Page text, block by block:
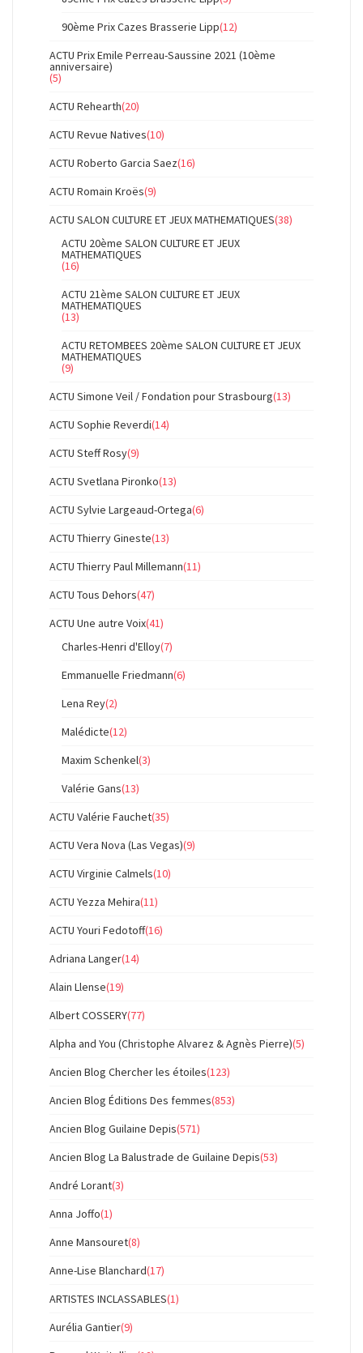
90ème Prix Cazes Brasserie Lipp(12)
ACTU Prix Emile Perreau-Saussine 2021 (10ème
anniversaire)
(5)
ACTU Rehearth(20)
ACTU Revue Natives(10)
ACTU Roberto Garcia Saez(16)
ACTU Romain Kroës(9)
ACTU SALON CULTURE ET JEUX MATHEMATIQUES(38)
ACTU 20ème SALON CULTURE ET JEUX
MATHEMATIQUES
(16)
ACTU 21ème SALON CULTURE ET JEUX
MATHEMATIQUES
(13)
ACTU RETOMBEES 20ème SALON CULTURE ET JEUX
MATHEMATIQUES
(9)
ACTU Simone Veil / Fondation pour Strasbourg(13)
ACTU Sophie Reverdi(14)
ACTU Steff Rosy(9)
ACTU Svetlana Pironko(13)
ACTU Sylvie Largeaud-Ortega(6)
ACTU Thierry Gineste(13)
ACTU Thierry Paul Millemann(11)
ACTU Tous Dehors(47)
ACTU Une autre Voix(41)
Charles-Henri d'Elloy(7)
Emmanuelle Friedmann(6)
Lena Rey(2)
Malédicte(12)
Maxim Schenkel(3)
Valérie Gans(13)
ACTU Valérie Fauchet(35)
ACTU Vera Nova (Las Vegas)(9)
ACTU Virginie Calmels(10)
ACTU Yezza Mehira(11)
ACTU Youri Fedotoff(16)
Adriana Langer(14)
Alain Llense(19)
Albert COSSERY(77)
Alpha and You (Christophe Alvarez & Agnès Pierre)(5)
Ancien Blog Chercher les étoiles(123)
Ancien Blog Éditions Des femmes(853)
Ancien Blog Guilaine Depis(571)
Ancien Blog La Balustrade de Guilaine Depis(53)
André Lorant(3)
Anna Joffo(1)
Anne Mansouret(8)
Anne-Lise Blanchard(17)
ARTISTES INCLASSABLES(1)
Aurélia Gantier(9)